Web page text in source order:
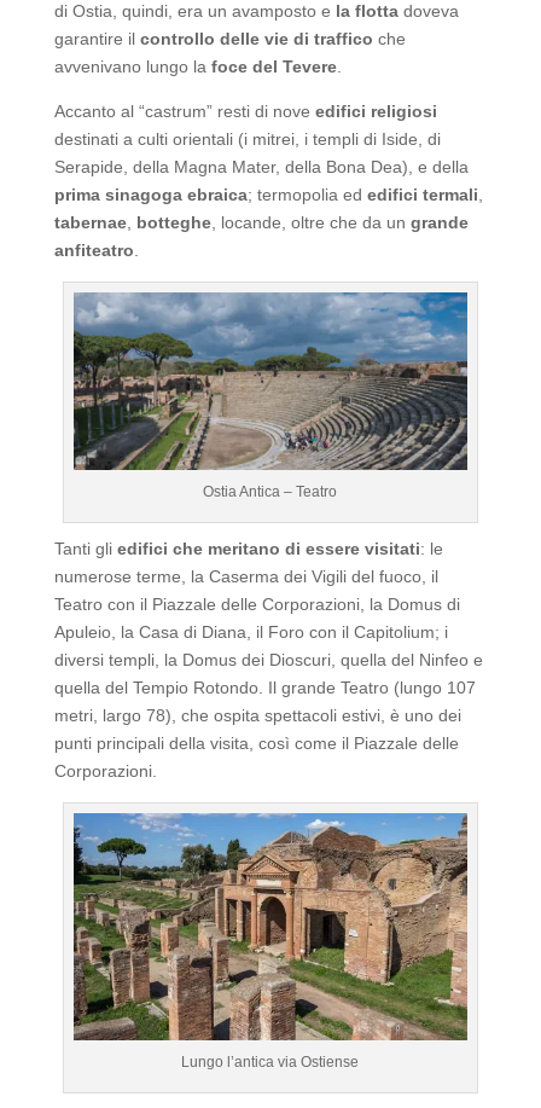
di Ostia, quindi, era un avamposto e la flotta doveva
garantire il controllo delle vie di traffico che
avvenivano lungo la foce del Tevere.
Accanto al “castrum” resti di nove edifici religiosi
destinati a culti orientali (i mitrei, i templi di Iside, di
Serapide, della Magna Mater, della Bona Dea), e della
prima sinagoga ebraica; termopolia ed edifici termali,
tabernae, botteghe, locande, oltre che da un grande
anfiteatro.
Ostia Antica – Teatro
Tanti gliedifici che meritano di essere visitati: le
numerose terme, la Caserma dei Vigili del fuoco, il
Teatro con il Piazzale delle Corporazioni, la Domus di
Apuleio, la Casa di Diana, il Foro con il Capitolium; i
diversi templi, la Domus dei Dioscuri, quella del Ninfeo e
quella del Tempio Rotondo. Il grande Teatro (lungo 107
metri, largo 78), che ospita spettacoli estivi, è uno dei
punti principali della visita, così come il Piazzale delle
Corporazioni.
Lungo l’antica via Ostiense